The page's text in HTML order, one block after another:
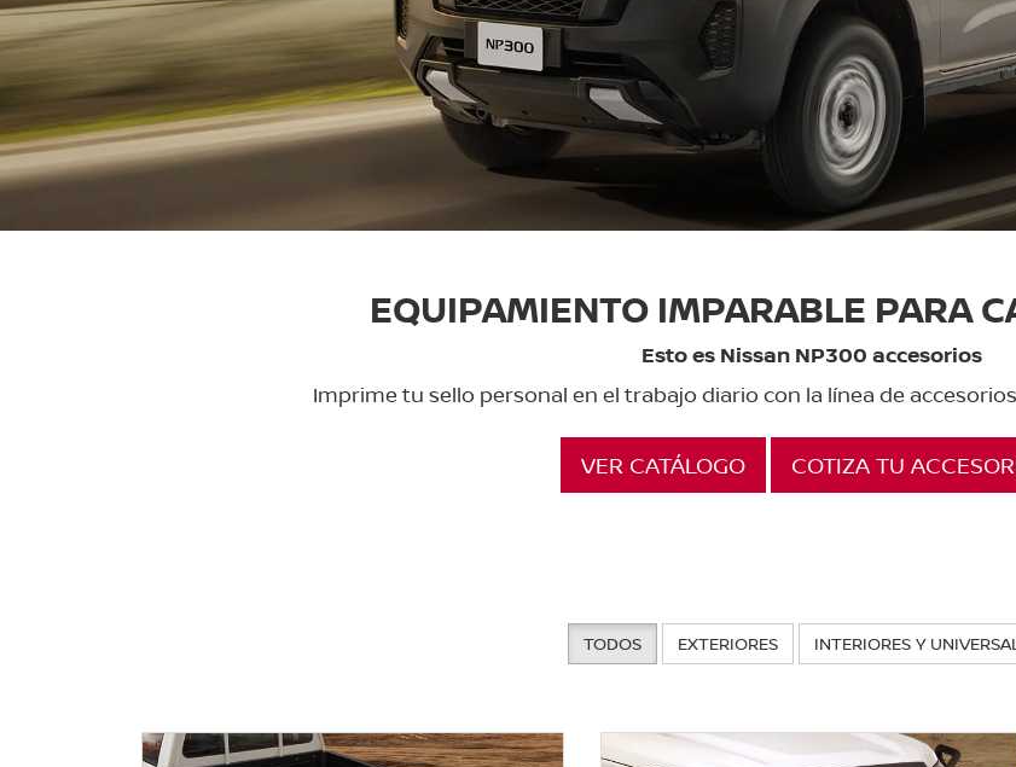
EQUIPAMIENTO IMPARABLE PARA
Esto es Nissan NP300 accesorios
Imprime tu sello personal en el trabajo diario con la línea de
VER CATÁLOGO COTIZA TU
TODOS EXTERIORES INTERIORES Y